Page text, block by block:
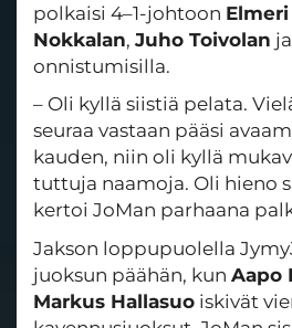
polkaisi 4–1-johtoon
Nokkalan, Juho Toivolan ja
onnistumisilla.
– Oli kyllä siistiä pelata.
seuraa vastaan pääsi
kauden, niin oli kyllä
tuttuja naamoja. Oli hieno
kertoi JoMan parhaana
Jakson loppupuolella
juoksun päähän, kun Aapo
Markus Hallasuo iskivät